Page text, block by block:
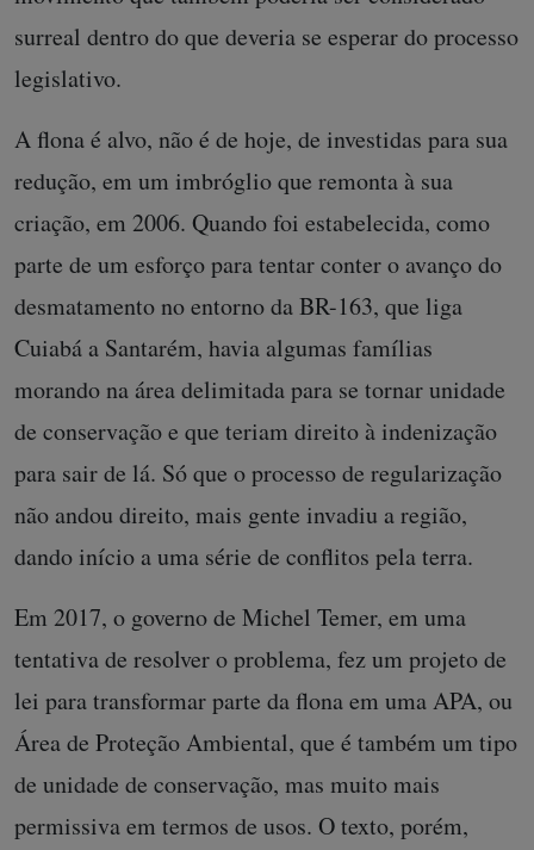
surreal dentro do que deveria se esperar do processo
legislativo.
A flona é alvo, não é de hoje, de investidas para sua
redução, em um imbróglio que remonta à sua
criação, em 2006. Quando foi estabelecida, como
parte de um esforço para tentar conter o avanço do
desmatamento no entorno da BR-163, que liga
Cuiabá a Santarém, havia algumas famílias
morando na área delimitada para se tornar unidade
de conservação e que teriam direito à indenização
para sair de lá. Só que o processo de regularização
não andou direito, mais gente invadiu a região,
dando início a uma série de conflitos pela terra.
Em 2017, o governo de Michel Temer, em uma
tentativa de resolver o problema, fez um projeto de
lei para transformar parte da flona em uma APA, ou
Área de Proteção Ambiental, que é também um tipo
de unidade de conservação, mas muito mais
permissiva em termos de usos. O texto, porém,